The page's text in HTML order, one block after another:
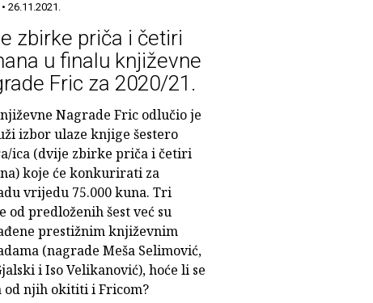
26.11.2021.
zbirke priča i četiri
u finalu književne
Fric za 2020/21.
Nagrade Fric odlučio je
izbor ulaze knjige šestero
ica (dvije zbirke priča i četiri
koje će konkurirati za
vrijedu 75.000 kuna. Tri
od predloženih šest već su
prestižnim književnim
(nagrade Meša Selimović,
i Iso Velikanović), hoće li se
od njih okititi i Fricom?